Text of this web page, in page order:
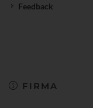
Feedback
FIRMA